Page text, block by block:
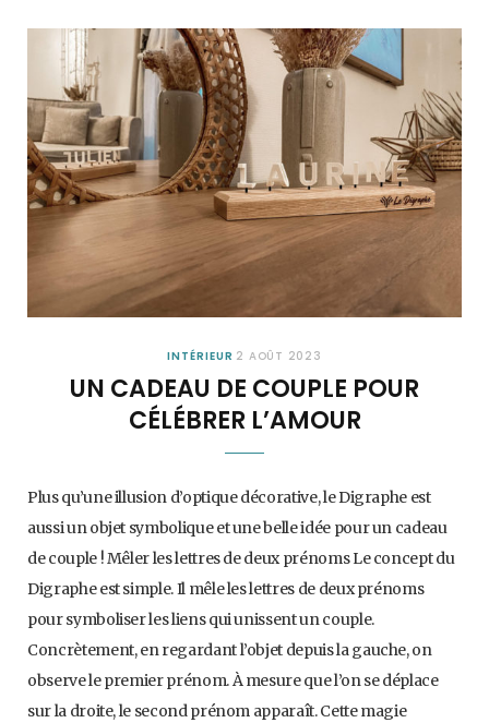
INTÉRIEUR 2 AOÛT 2023
UN CADEAU DE COUPLE POUR
CÉLÉBRER L’AMOUR
Plus qu’une illusion d’optique décorative, le Digraphe est
aussi un objet symbolique et une belle idée pour un cadeau
de couple ! Mêler les lettres de deux prénoms Le concept du
Digraphe est simple. Il mêle les lettres de deux prénoms
pour symboliser les liens qui unissent un couple.
Concrètement, en regardant l’objet depuis la gauche, on
observe le premier prénom. À mesure que l’on se déplace
sur la droite, le second prénom apparaît. Cette magie